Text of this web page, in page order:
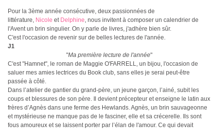
Pour la 3ème année consécutive, deux passionnées de
littérature, Nicole et Delphine, nous invitent à composer un calendrier de
l'Avent un brin singulier. On y parle de livres, j'adhère bien sûr.
C'est l'occasion de revenir sur de belles lectures de l'année.
J1
"Ma première lecture de l'année"
C'est "Hamnet", le roman de Maggie O'FARRELL, un bijou, l'occasion de
saluer mes amies lectrices du Book club, sans elles je serai peut-être
passée à côté.
Dans l’atelier de gantier du grand-père, un jeune garçon, l’ainé, subit les
coups et blessures de son père. Il devient précepteur et enseigne le latin aux
frères d’Agnès dans une ferme des Hewlands. Agnès, un brin sauvageonne
et mystérieuse ne manque pas de le fasciner, elle et sa crécerelle. Ils sont
fous amoureux et se laissent porter par l’élan de l'amour. Ce qui devait